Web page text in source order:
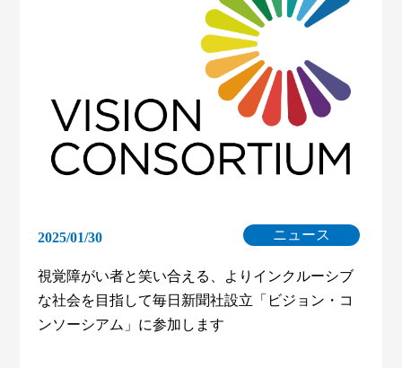
2025/01/30 ニュース
視覚障がい者と笑い合える、よりインクルーシブ
な社会を目指して毎日新聞社設立「ビジョン・コ
ンソーシアム」に参加します